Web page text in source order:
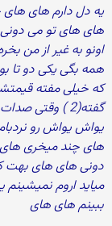
یه دل دارم های
اونو به غیر از من
همه بگی یکی دو تا
که خیلی مفته
گفته(2 ) وقتی
یواش یواش رو نردبام
های چند میخری
میاید اروم نمیشینم
ببینم های های